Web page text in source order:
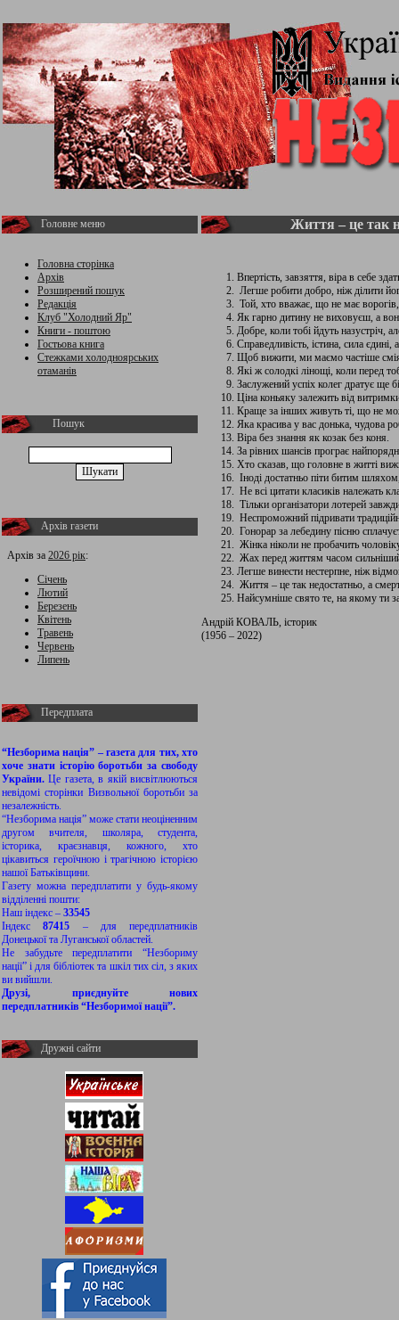
Головне меню
Головна сторінка
Архів
Розширений пошук
Редакція
Клуб "Холодний Яр"
Книги - поштою
Гостьова книга
Стежками холодноярських
отаманів
Пошук
Архів газети
Архів за 2026 рік:
Січень
Лютий
Березень
Квітень
Травень
Червень
Липень
Передплата
“Незборима нація” – газета для тих, хто
хоче знати історію боротьби за свободу
України.Це газета, в якій висвітлюються
невідомі сторінки Визвольної боротьби за
незалежність.
“Незборима нація” може стати неоціненним
другом вчителя, школяра, студента,
історика, краєзнавця, кожного, хто
цікавиться героїчною і трагічною історією
нашої Батьківщини.
Газету можна передплатити у будь-якому
відділенні пошти:
Наш індекс – 33545
Індекс87415 – для передплатників
Донецької та Луганської областей.
Не забудьте передплатити “Незбориму
нації” і для бібліотек та шкіл тих сіл, з яких
ви вийшли.
Друзі, приєднуйте нових
передплатників “Незборимої нації”.
Дружні сайти
Життя – це так
Впертість, завзяття, віра в себе
Легше робити добро, ніж ділити
Той, хто вважає, що не має ворогів,
Як гарно дитину не виховуєш, а
Добре, коли тобі йдуть назустріч,
Справедливість, істина, сила
Щоб вижити, ми маємо частіше
Які ж солодкі лінощі, коли перед
Заслужений успіх колег дратує ще
Ціна коньяку залежить від
Краще за інших живуть ті, що не
Яка красива у вас донька, чудова
Віра без знання як козак без коня.
За рівних шансів програє
Хто сказав, що головне в житті
Іноді достатньо піти битим
Не всі цитати класиків належать
Тільки організатори лотерей
Неспроможний підривати
Гонорар за лебедину пісню
Жінка ніколи не пробачить
Жах перед життям часом
Легше винести нестерпне, ніж
Життя – це так недостатньо, а
Найсумніше свято те, на якому ти
Андрій КОВАЛЬ, історик
(1956 – 2022)